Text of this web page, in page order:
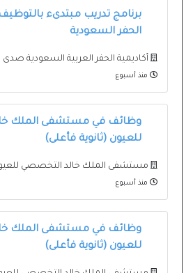
برنامج تدريب مبتدىء
الحفر السعودية
أكاديمية الحفر العربية السعودية صدى
منذ أسبوع
وظائف في مستشفى الملك
للعيون (ثانوية فأعلى)
مستشفى الملك خالد التخصصي
منذ أسبوع
وظائف في مستشفى الملك
للعيون (ثانوية فأعلى)